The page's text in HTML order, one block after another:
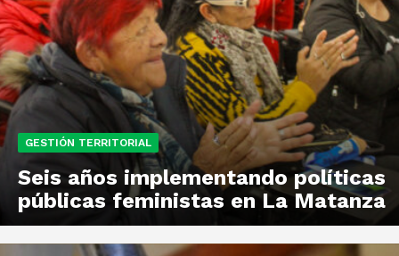
GESTIÓN TERRITORIAL
Seis años implementando políticas
públicas feministas en La Matanza